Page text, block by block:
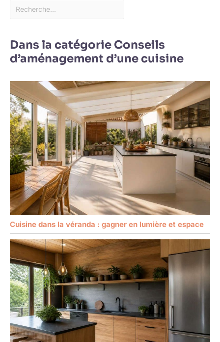
Dans la catégorie Conseils
d’aménagement d’une cuisine
Cuisine dans la véranda : gagner en lumière et espace